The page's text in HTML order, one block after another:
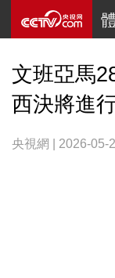
文班亞馬
西決將進
央視網 | 2026-05-